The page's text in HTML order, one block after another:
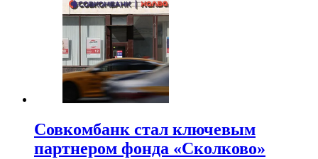
Совкомбанк стал ключевым
партнером фонда «Сколково»